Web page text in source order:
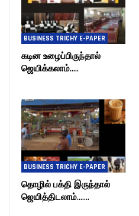
BUSINESS TRICHY E-PAPER
கடின உழைப்பிருந்தால்
ஜெயிக்கலாம்…..
BUSINESS TRICHY E-PAPER
தொழில் பக்தி இருந்தால்
ஜெயித்திடலாம்…….